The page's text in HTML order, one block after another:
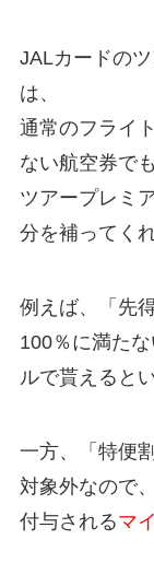
JALカードの
は、
通常のフライ
ない航空券でも
ツアープレミ
分を補ってく
例えば、「先
100％に満た
ルで貰えると
一方、「特便
対象外なので、
付与されるマ